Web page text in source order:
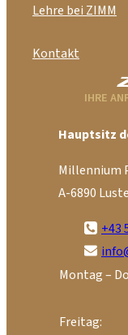
Lehre bei ZIMM
Kontakt
IHRE
Hauptsitz
Millennium
A-6890
+43
Montag –
Freitag: